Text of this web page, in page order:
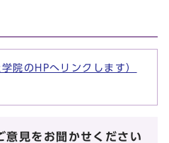
院のHPへリンクします）
意見をお聞かせください